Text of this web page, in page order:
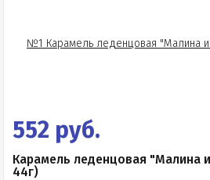
552 руб.
Карамель леденцовая "Малина
44г)